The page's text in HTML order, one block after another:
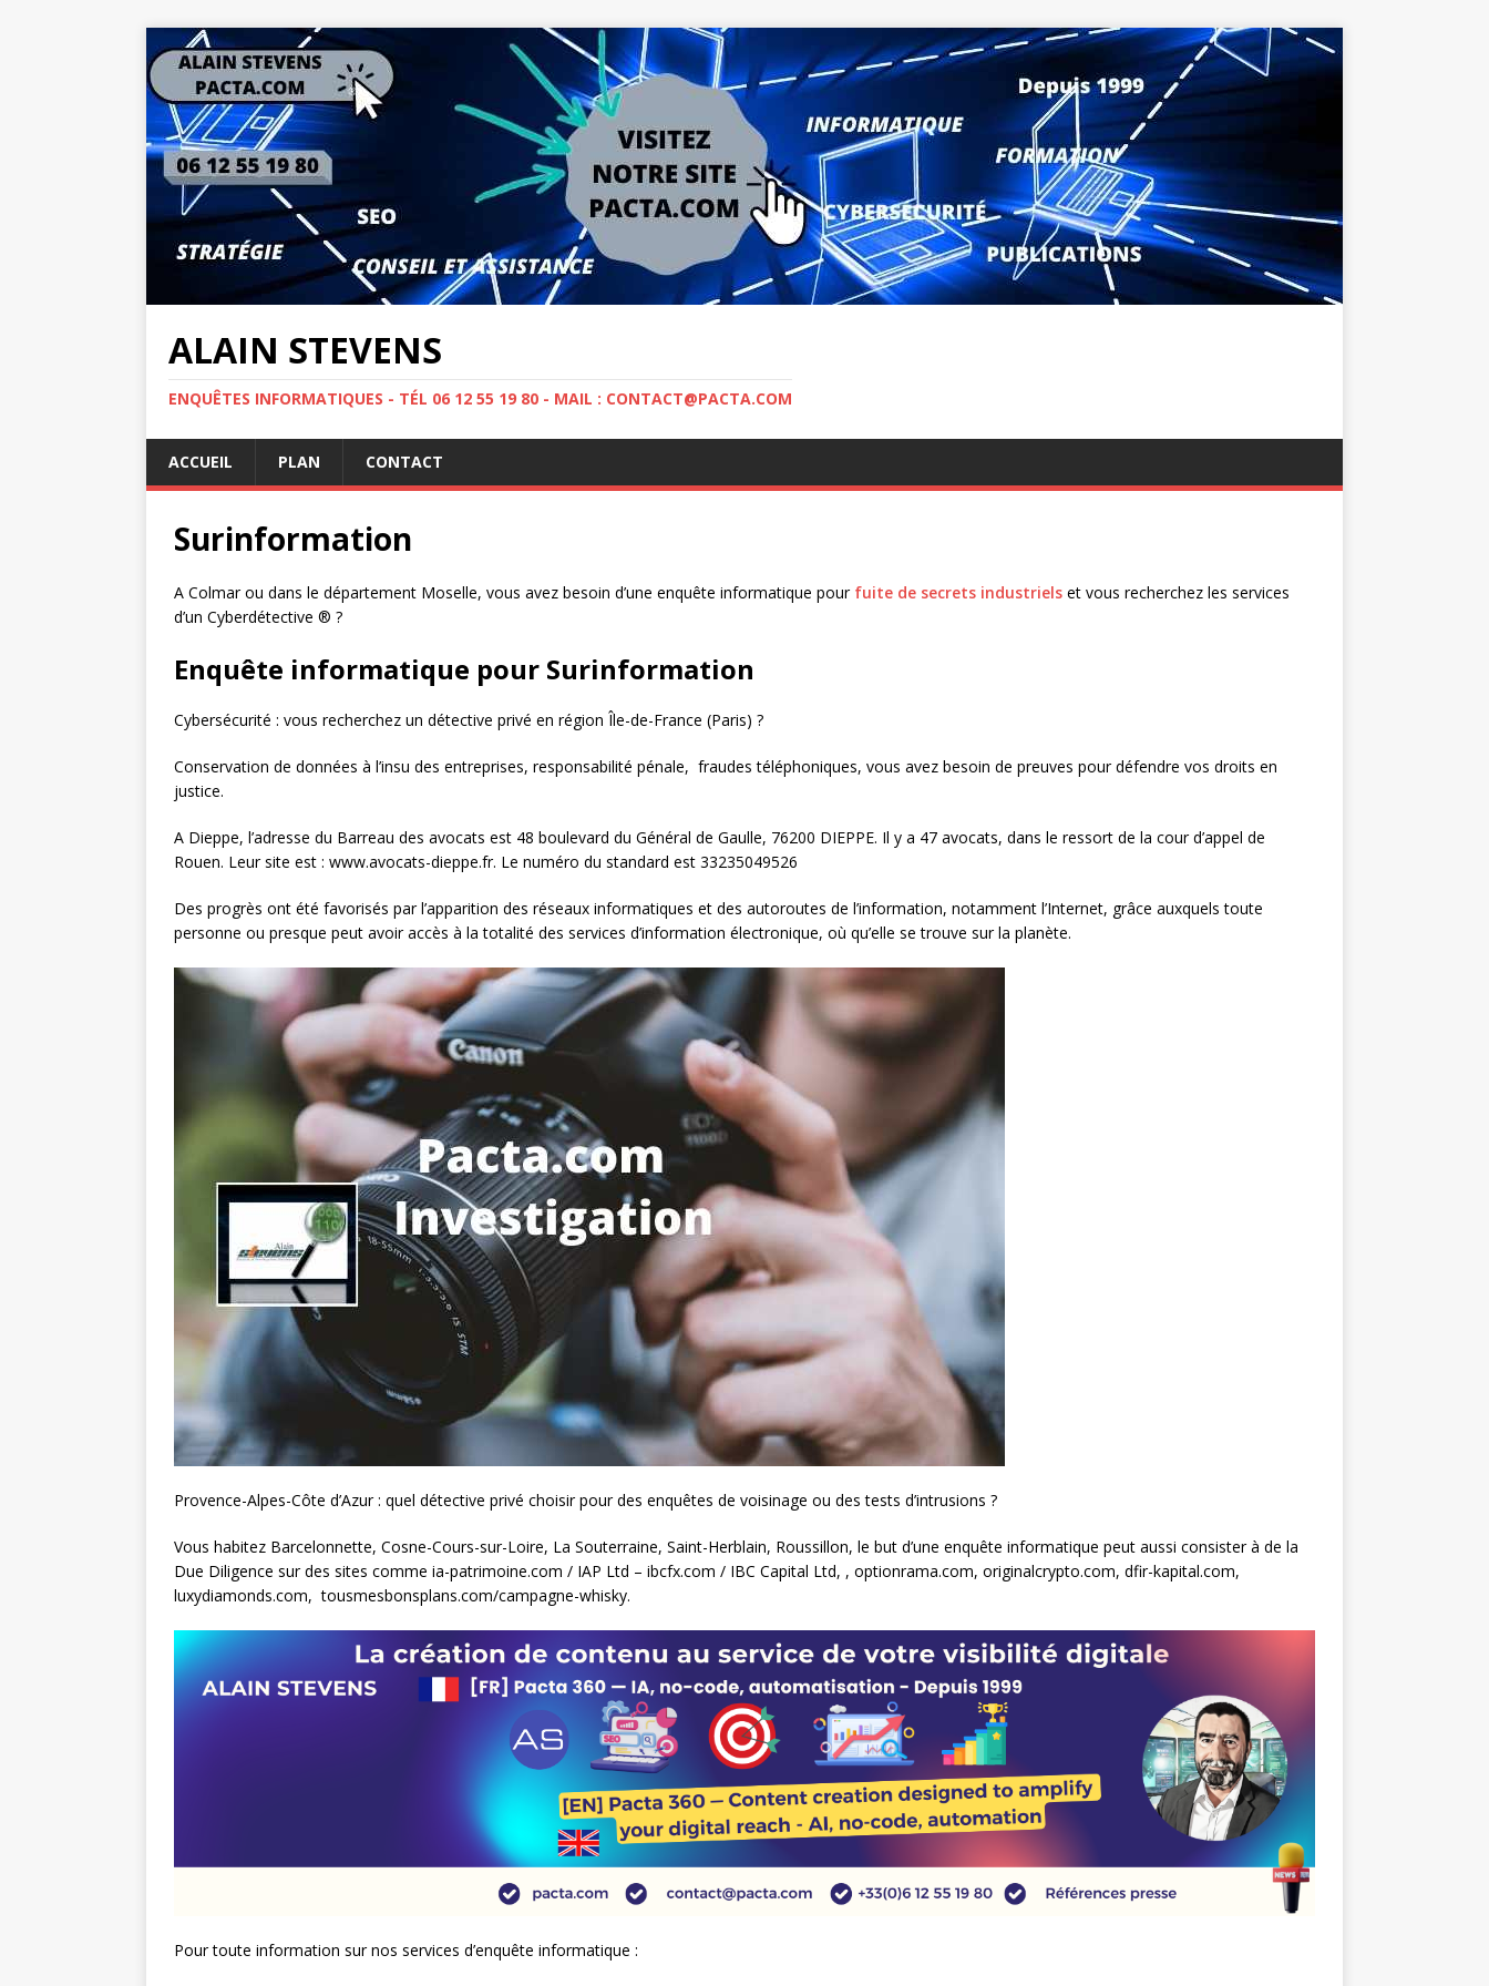
ALAIN STEVENS
ENQUÊTES INFORMATIQUES - TÉL 06 12 55 19 80 - MAIL : CONTACT@PACTA.COM
ACCUEIL PLAN CONTACT
Surinformation
A Colmar ou dans le département Moselle, vous avez besoin d’une enquête informatique pour fuite de secrets industriels et vous recherchez les services
d’un Cyberdétective ® ?
Enquête informatique pour Surinformation
Cybersécurité : vous recherchez un détective privé en région Île-de-France (Paris) ?
Conservation de données à l’insu des entreprises, responsabilité pénale, fraudes téléphoniques, vous avez besoin de preuves pour défendre vos droits en
justice.
A Dieppe, l’adresse du Barreau des avocats est 48 boulevard du Général de Gaulle, 76200 DIEPPE. Il y a 47 avocats, dans le ressort de la cour d’appel de
Rouen. Leur site est : www.avocats-dieppe.fr. Le numéro du standard est 33235049526
Des progrès ont été favorisés par l’apparition des réseaux informatiques et des autoroutes de l’information, notamment l’Internet, grâce auxquels toute
personne ou presque peut avoir accès à la totalité des services d’information électronique, où qu’elle se trouve sur la planète.
Provence-Alpes-Côte d’Azur : quel détective privé choisir pour des enquêtes de voisinage ou des tests d’intrusions ?
Vous habitez Barcelonnette, Cosne-Cours-sur-Loire, La Souterraine, Saint-Herblain, Roussillon, le but d’une enquête informatique peut aussi consister à de la
Due Diligence sur des sites comme ia-patrimoine.com / IAP Ltd – ibcfx.com / IBC Capital Ltd, , optionrama.com, originalcrypto.com, dfir-kapital.com,
luxydiamonds.com, tousmesbonsplans.com/campagne-whisky.
Pour toute information sur nos services d’enquête informatique :